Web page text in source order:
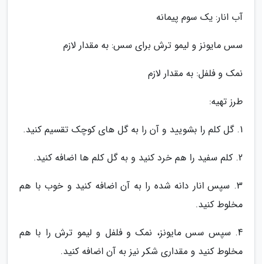
آب انار: یک سوم پیمانه
سس مایونز و لیمو ترش برای سس: به مقدار لازم
نمک و فلفل: به مقدار لازم
طرز تهیه:
1. گل کلم را بشویید و آن را به گل های کوچک تقسیم کنید.
2. کلم سفید را هم خرد کنید و به گل کلم ها اضافه کنید.
3. سپس انار دانه شده را به آن اضافه کنید و خوب با هم
مخلوط کنید.
4. سپس سس مایونز، نمک و فلفل و لیمو ترش را با هم
مخلوط کنید و مقداری شکر نیز به آن اضافه کنید.